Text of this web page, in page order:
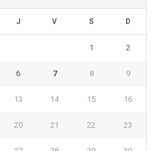
J V S D
1 2
6 7 8 9
13 14 15 16
20 21 22 23